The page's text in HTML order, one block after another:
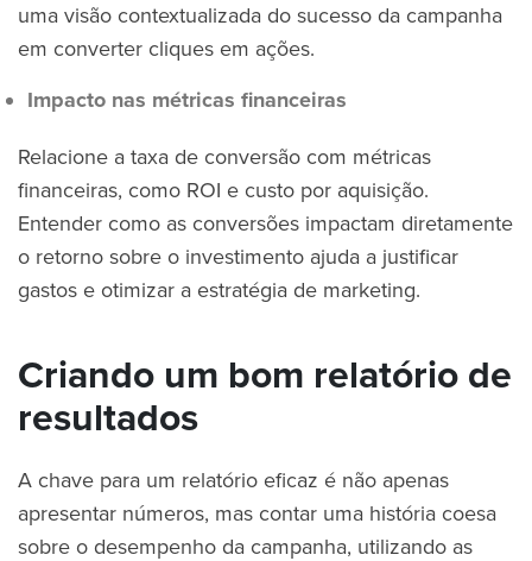
uma visão contextualizada do sucesso da campanha
em converter cliques em ações.
Impacto nas métricas financeiras
Relacione a taxa de conversão com métricas
financeiras, como ROI e custo por aquisição.
Entender como as conversões impactam diretamente
o retorno sobre o investimento ajuda a justificar
gastos e otimizar a estratégia de marketing.
Criando um bom relatório de
resultados
A chave para um relatório eficaz é não apenas
apresentar números, mas contar uma história coesa
sobre o desempenho da campanha, utilizando as